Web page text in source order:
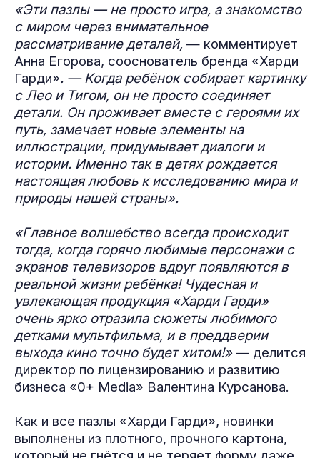
«Эти пазлы — не просто игра, а знакомство
с миром через внимательное
рассматривание деталей, — комментирует
Анна Егорова, сооснователь бренда «Харди
Гарди». — Когда ребёнок собирает картинку
с Лео и Тигом, он не просто соединяет
детали. Он проживает вместе с героями их
путь, замечает новые элементы на
иллюстрации, придумывает диалоги и
истории. Именно так в детях рождается
настоящая любовь к исследованию мира и
природы нашей страны».
«Главное волшебство всегда происходит
тогда, когда горячо любимые персонажи с
экранов телевизоров вдруг появляются в
реальной жизни ребёнка! Чудесная и
увлекающая продукция «Харди Гарди»
очень ярко отразила сюжеты любимого
детками мультфильма, и в преддверии
выхода кино точно будет хитом!»— делится
директор по лицензированию и развитию
бизнеса «0+ Media» Валентина Курсанова.
Как и все пазлы «Харди Гарди», новинки
выполнены из плотного, прочного картона,